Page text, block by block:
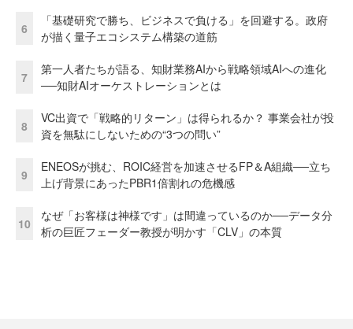
6
「基礎研究で勝ち、ビジネスで負ける」を回避する。政府
が描く量子エコシステム構築の道筋
7
第一人者たちが語る、知財業務AIから戦略領域AIへの進化
──知財AIオーケストレーションとは
8
VC出資で「戦略的リターン」は得られるか？ 事業会社が投
資を無駄にしないための“3つの問い”
9
ENEOSが挑む、ROIC経営を加速させるFP＆A組織──立ち
上げ背景にあったPBR1倍割れの危機感
10
なぜ「お客様は神様です」は間違っているのか──データ分
析の巨匠フェーダー教授が明かす「CLV」の本質